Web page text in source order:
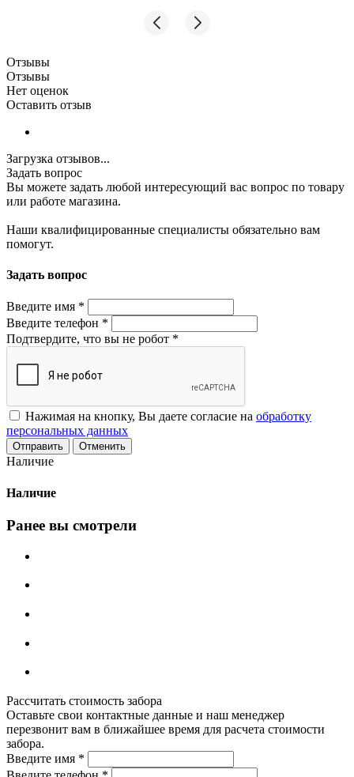
Отзывы
Отзывы
Нет оценок
Оставить отзыв
Загрузка отзывов...
Задать вопрос
Вы можете задать любой интересующий вас вопрос по товару
или работе магазина.
Наши квалифицированные специалисты обязательно вам
помогут.
Задать вопрос
Введите имя *
Введите телефон *
Подтвердите, что вы не робот *
Нажимая на кнопку, Вы даете согласие на обработку
персональных данных
Отменить
Наличие
Наличие
Ранее вы смотрели
Рассчитать стоимость забора
Оставьте свои контактные данные и наш менеджер
перезвонит вам в ближайшее время для расчета стоимости
забора.
Введите имя *